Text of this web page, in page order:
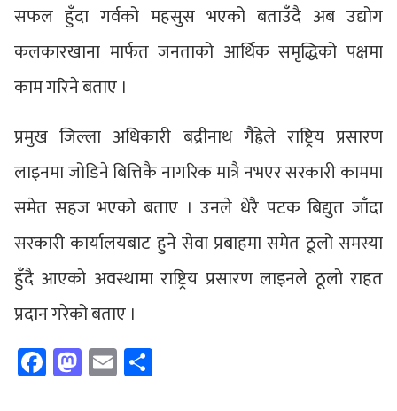
सफल हुँदा गर्वको महसुस भएको बताउँदै अब उद्योग
कलकारखाना मार्फत जनताको आर्थिक समृद्धिको पक्षमा
काम गरिने बताए ।
प्रमुख जिल्ला अधिकारी बद्रीनाथ गैह्रेले राष्ट्रिय प्रसारण
लाइनमा जोडिने बित्तिकै नागरिक मात्रै नभएर सरकारी काममा
समेत सहज भएको बताए । उनले धेरै पटक बिद्युत जाँदा
सरकारी कार्यालयबाट हुने सेवा प्रबाहमा समेत ठूलो समस्या
हुँदै आएको अवस्थामा राष्ट्रिय प्रसारण लाइनले ठूलो राहत
प्रदान गरेको बताए ।
Facebook
Mastodon
Email